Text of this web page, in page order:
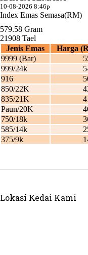
Lokasi Kedai Kami